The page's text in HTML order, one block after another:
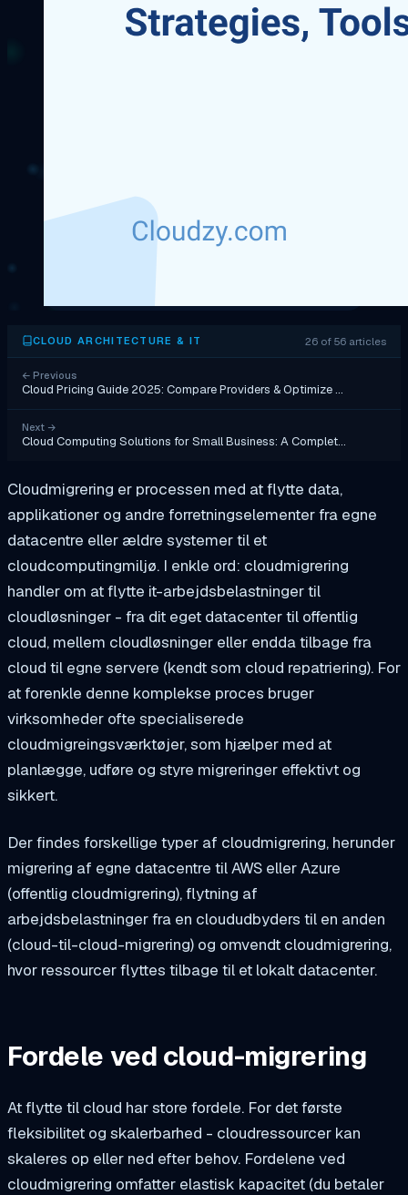
CLOUD ARCHITECTURE & IT 26 of 56 articles
← Previous
Cloud Pricing Guide 2025: Compare Providers & Optimize …
Next →
Cloud Computing Solutions for Small Business: A Complet…
Cloudmigrering er processen med at flytte data,
applikationer og andre forretningselementer fra egne
datacentre eller ældre systemer til et
cloudcomputingmiljø. I enkle ord: cloudmigrering
handler om at flytte it-arbejdsbelastninger til
cloudløsninger - fra dit eget datacenter til offentlig
cloud, mellem cloudløsninger eller endda tilbage fra
cloud til egne servere (kendt som cloud repatriering). For
at forenkle denne komplekse proces bruger
virksomheder ofte specialiserede
cloudmigreingsværktøjer, som hjælper med at
planlægge, udføre og styre migreringer effektivt og
sikkert.
Der findes forskellige typer af cloudmigrering, herunder
migrering af egne datacentre til AWS eller Azure
(offentlig cloudmigrering), flytning af
arbejdsbelastninger fra en cloududbyders til en anden
(cloud-til-cloud-migrering) og omvendt cloudmigrering,
hvor ressourcer flyttes tilbage til et lokalt datacenter.
Fordele ved cloud-migrering
At flytte til cloud har store fordele. For det første
fleksibilitet og skalerbarhed - cloudressourcer kan
skaleres op eller ned efter behov. Fordelene ved
cloudmigrering omfatter elastisk kapacitet (du betaler